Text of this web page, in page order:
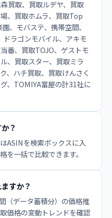
買取、買取ルデヤ、買取
、買取ホムラ、買取Top
、モバステ、携帯空間、
ドラゴンモバイル、アキモ
番、買取TOJO、ゲストモ
、買取スター、買取ミラ
、ハチ買取、買取けんさく
、TOMIYA富屋の計31社に
？
ASINを検索ボックスに入
を一括で比較できます。
すか？
（データ蓄積分）の価格推
価格の変動トレンドを確認